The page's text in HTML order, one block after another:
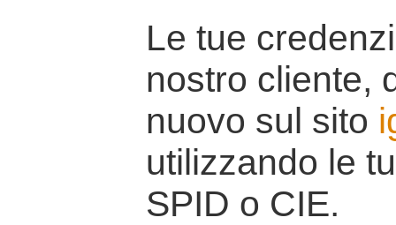
Le tue
nostro cliente,
nuovo sul sito
utilizzando le
SPID o CIE.